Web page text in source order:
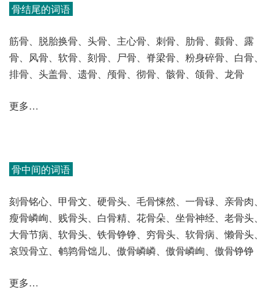
骨结尾的词语
筋骨、脱胎换骨、头骨、主心骨、刺骨、肋骨、颧骨、露
骨、风骨、软骨、刻骨、尸骨、脊梁骨、粉身碎骨、白骨、
排骨、头盖骨、遗骨、颅骨、彻骨、骸骨、颌骨、龙骨
更多…
骨中间的词语
刻骨铭心、甲骨文、硬骨头、毛骨悚然、一骨碌、亲骨肉、
瘦骨嶙峋、贱骨头、白骨精、花骨朵、坐骨神经、老骨头、
大骨节病、软骨头、铁骨铮铮、穷骨头、软骨病、懒骨头、
哀毁骨立、鹌鹑骨饳儿、傲骨嶙嶙、傲骨嶙峋、傲骨铮铮
更多…